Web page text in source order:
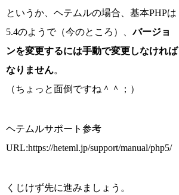
というか、ヘテムルの場合、基本PHPは
5.4のようで（今のところ）、バージョ
ンを変更するには手動で変更しなければ
なりません。
（ちょっと面倒ですね＾＾；）
ヘテムルサポート参考
URL:https://heteml.jp/support/manual/php5/
くじけず先に進みましょう。